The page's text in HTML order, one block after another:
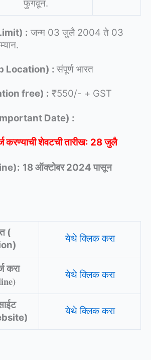
फुगवून.
Limit) : जन्म 03 जुलै 2004 ते 03
Location) : संपूर्ण भारत
free) : ₹550/- + GST
(Important Date) :
करण्याची शेवटची तारीख: 28 जुलै
18 ऑक्टोबर 2024 पासून
(
येथे क्लिक करा
करा
येथे क्लिक करा
येथे क्लिककरा